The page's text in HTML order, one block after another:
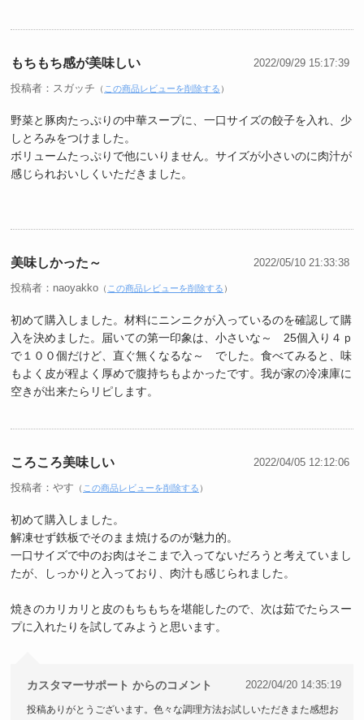
もちもち感が美味しい 2022/09/29 15:17:39
投稿者：スガッチ （ この商品レビューを削除する ）
野菜と豚肉たっぷりの中華スープに、一口サイズの餃子を入れ、少
しとろみをつけました。
ボリュームたっぷりで他にいりません。サイズが小さいのに肉汁が
感じられおいしくいただきました。
美味しかった～ 2022/05/10 21:33:38
投稿者：naoyakko （ この商品レビューを削除する ）
初めて購入しました。材料にニンニクが入っているのを確認して購
入を決めました。届いての第一印象は、小さいな～ 25個入り４ｐ
で１００個だけど、直ぐ無くなるな～ でした。食べてみると、味
もよく皮が程よく厚めで腹持ちもよかったです。我が家の冷凍庫に
空きが出来たらリピします。
ころころ美味しい 2022/04/05 12:12:06
投稿者：やす （ この商品レビューを削除する ）
初めて購入しました。
解凍せず鉄板でそのまま焼けるのが魅力的。
一口サイズで中のお肉はそこまで入ってないだろうと考えていまし
たが、しっかりと入っており、肉汁も感じられました。
焼きのカリカリと皮のもちもちを堪能したので、次は茹でたらスー
プに入れたりを試してみようと思います。
カスタマーサポート からのコメント 2022/04/20 14:35:19
投稿ありがとうございます。色々な調理方法お試しいただきまた感想お